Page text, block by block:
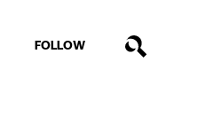
FOLLOW